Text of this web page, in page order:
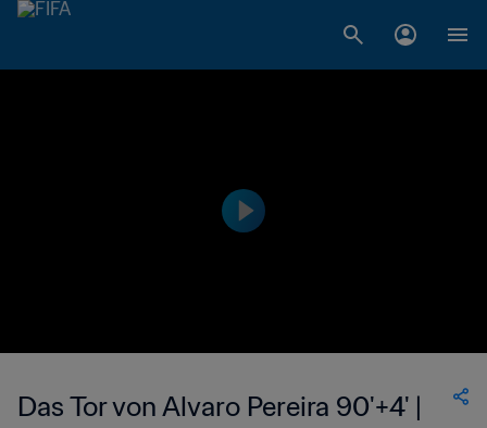
Das Tor von Alvaro Pereira 90'+4' |